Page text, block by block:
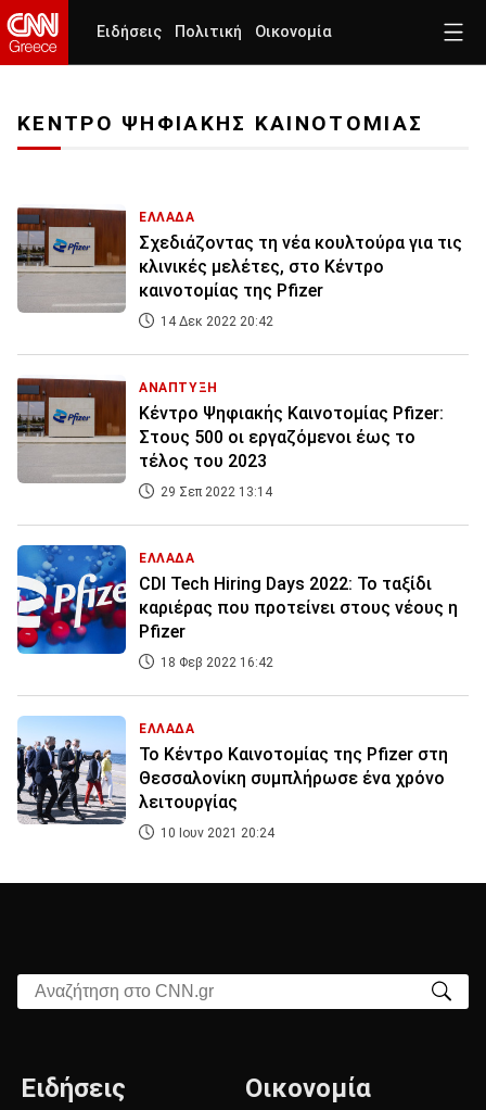
Ειδήσεις Πολιτική Οικονομία
ΚΕΝΤΡΟ ΨΗΦΙΑΚΗΣ ΚΑΙΝΟΤΟΜΙΑΣ
ΕΛΛΑΔΑ
Σχεδιάζοντας τη νέα κουλτούρα για τις
κλινικές μελέτες, στο Κέντρο
καινοτομίας της Pfizer
14 Δεκ 2022 20:42
ΑΝΑΠΤΥΞΗ
Κέντρο Ψηφιακής Καινοτομίας Pfizer:
Στους 500 οι εργαζόμενοι έως το
τέλος του 2023
29 Σεπ 2022 13:14
ΕΛΛΑΔΑ
CDI Tech Hiring Days 2022: Το ταξίδι
καριέρας που προτείνει στους νέους η
Pfizer
18 Φεβ 2022 16:42
ΕΛΛΑΔΑ
Το Κέντρο Καινοτομίας της Pfizer στη
Θεσσαλονίκη συμπλήρωσε ένα χρόνο
λειτουργίας
10 Ιουν 2021 20:24
Αναζήτηση στο CNN.gr
Ειδήσεις Οικονομία